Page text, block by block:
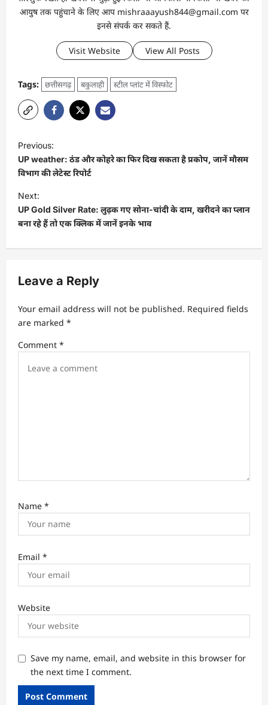
आयुष तक पहुंचाने के लिए आप mishraaayush844@gmail.com पर
इनसे संपर्क कर सकते हैं.
Visit Website View All Posts
Tags: छत्तीसगढ़ बकुलाही स्टील प्लांट में विस्फोट
Previous:
UP weather: ठंड और कोहरे का फिर दिख सकता है प्रकोप, जानें मौसम
विभाग की लेटेस्ट रिपोर्ट
Next:
UP Gold Silver Rate: लुढ़क गए सोना-चांदी के दाम, खरीदने का प्लान
बना रहे हैं तो एक क्लिक में जानें इनके भाव
Leave a Reply
Your email address will not be published. Required fields
are marked *
Comment *
Name *
Email *
Website
Save my name, email, and website in this browser for
the next time I comment.